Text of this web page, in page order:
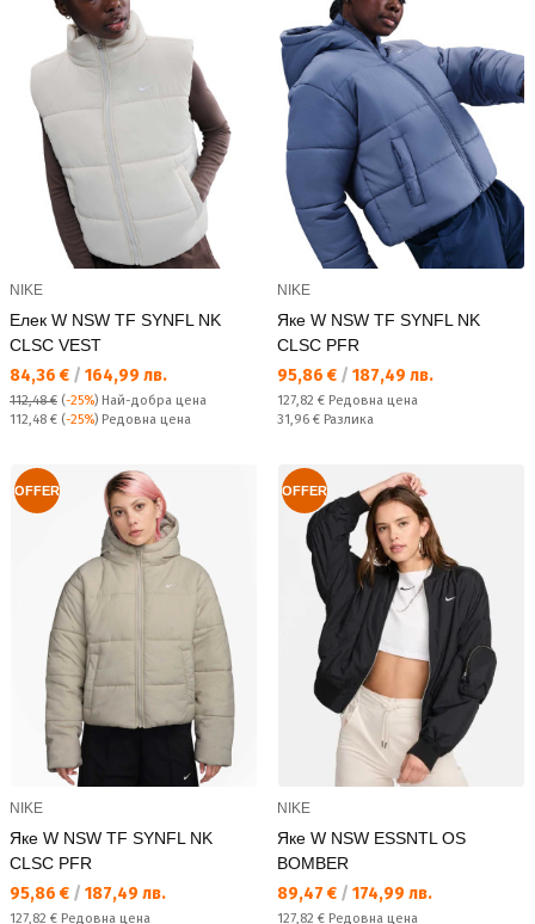
NIKE
Елек W NSW TF SYNFL NK
CLSC VEST
Текуща цена:
84,36 € / 164,99 лв.
112,48 € (-25%) Най-добра цена
Редовна цена:
112,48 € (-25%) Редовна цена
NIKE
Яке W NSW TF SYNFL NK
CLSC PFR
Текуща цена:
95,86 € / 187,49 лв.
Редовна цена:
127,82 € Редовна цена
Спестявате:
31,96 € Разлика
OFFER
NIKE
Яке W NSW TF SYNFL NK
CLSC PFR
Текуща цена:
95,86 € / 187,49 лв.
Редовна цена:
127,82 € Редовна цена
OFFER
NIKE
Яке W NSW ESSNTL OS
BOMBER
Текуща цена:
89,47 € / 174,99 лв.
Редовна цена:
127,82 € Редовна цена